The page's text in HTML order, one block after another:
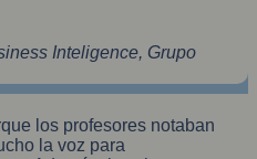
Inteligence, Grupo
los profesores notaban
la voz para